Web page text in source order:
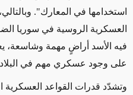
استخدامها في المعارك".
العسكرية الروسية في سوريا
فيه الأسد أراضٍ مهمة وشاسعة،
على وجود عسكري مهم في
وتشدّد قدرات القواعد العسكرية